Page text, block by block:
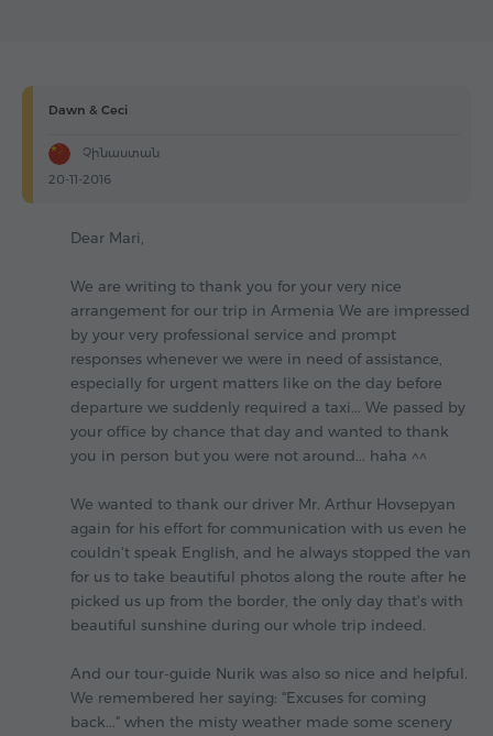
Dawn & Ceci
Չինաստան
20-11-2016
Dear Mari,
We are writing to thank you for your very nice
arrangement for our trip in Armenia We are impressed
by your very professional service and prompt
responses whenever we were in need of assistance,
especially for urgent matters like on the day before
departure we suddenly required a taxi... We passed by
your office by chance that day and wanted to thank
you in person but you were not around... haha ^^
We wanted to thank our driver Mr. Arthur Hovsepyan
again for his effort for communication with us even he
couldn't speak English, and he always stopped the van
for us to take beautiful photos along the route after he
picked us up from the border, the only day that's with
beautiful sunshine during our whole trip indeed.
And our tour-guide Nurik was also so nice and helpful.
We remembered her saying: "Excuses for coming
back..." when the misty weather made some scenery